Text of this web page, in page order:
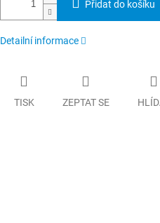
Přidat do košíku
Detailní informace
TISK ZEPTAT SE